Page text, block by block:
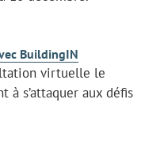
BuildingIN
virtuelle le
s’attaquer aux défis